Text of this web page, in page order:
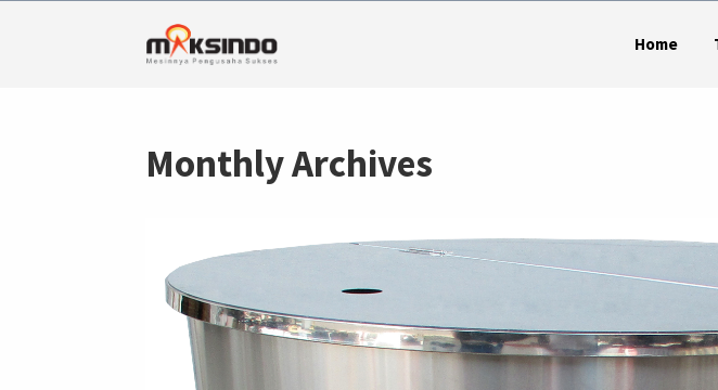
Home
Monthly Archives